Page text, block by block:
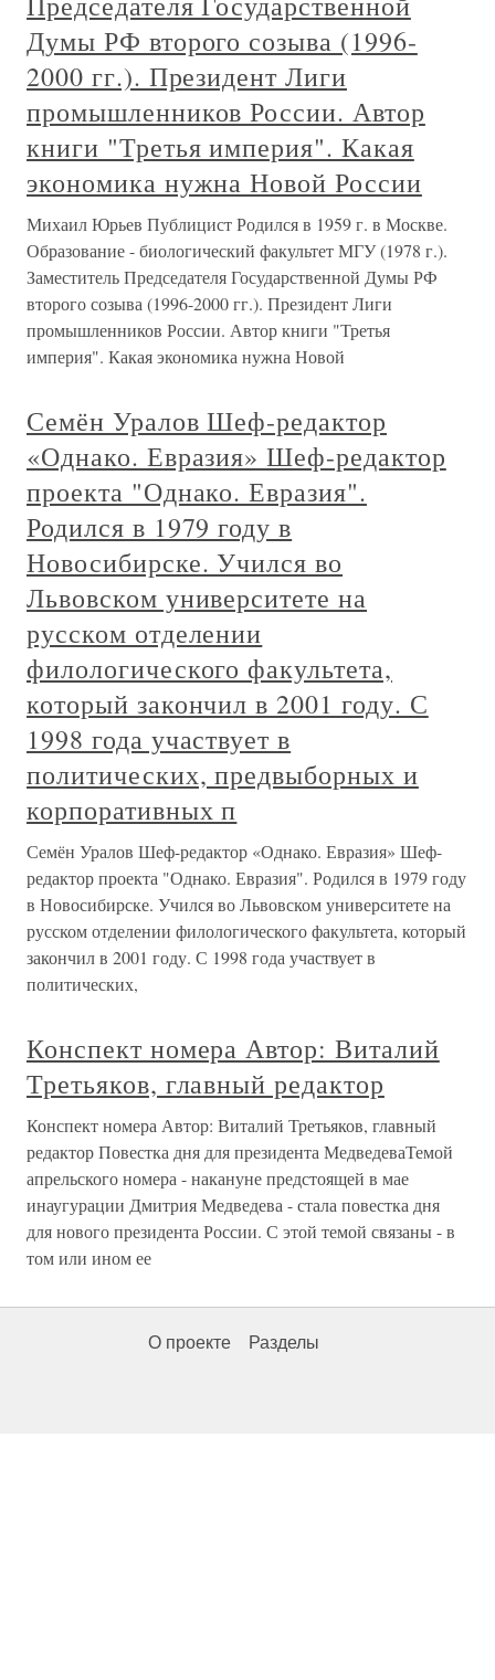
Думы РФ второго созыва (1996-
2000 гг.). Президент Лиги
промышленников России. Автор
книги "Третья империя". Какая
экономика нужна Новой России
Михаил Юрьев Публицист Родился в 1959 г. в Москве.
Образование - биологический факультет МГУ (1978 г.).
Заместитель Председателя Государственной Думы РФ
второго созыва (1996-2000 гг.). Президент Лиги
промышленников России. Автор книги "Третья
империя". Какая экономика нужна Новой
Семён Уралов Шеф-редактор
«Однако. Евразия» Шеф-редактор
проекта "Однако. Евразия".
Родился в 1979 году в
Новосибирске. Учился во
Львовском университете на
русском отделении
филологического факультета,
который закончил в 2001 году. С
1998 года участвует в
политических, предвыборных и
корпоративных п
Семён Уралов Шеф-редактор «Однако. Евразия» Шеф-
редактор проекта "Однако. Евразия". Родился в 1979 году
в Новосибирске. Учился во Львовском университете на
русском отделении филологического факультета, который
закончил в 2001 году. С 1998 года участвует в
политических,
Конспект номера Автор: Виталий
Третьяков, главный редактор
Конспект номера Автор: Виталий Третьяков, главный
редактор Повестка дня для президента МедведеваТемой
апрельского номера - накануне предстоящей в мае
инаугурации Дмитрия Медведева - стала повестка дня
для нового президента России. С этой темой связаны - в
том или ином ее
О проекте Разделы